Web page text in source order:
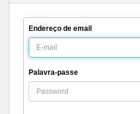
Endereço de email
Palavra-passe